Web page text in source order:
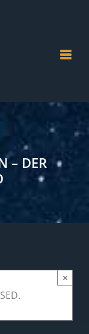
– DER
×